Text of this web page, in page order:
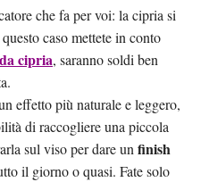
che fa per voi: la cipria si
caso mettete in conto
cipria, saranno soldi ben
effetto più naturale e leggero,
di raccogliere una piccola
sul viso per dare un finish
il giorno o quasi. Fate solo